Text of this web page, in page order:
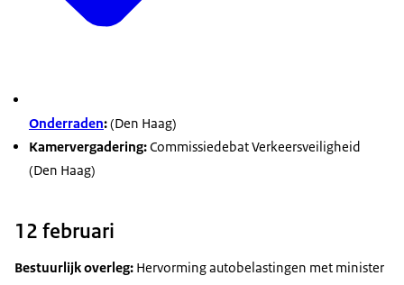
Onderraden:(Den Haag)
Kamervergadering:Commissiedebat Verkeersveiligheid
(Den Haag)
12 februari
Bestuurlijk overleg: Hervorming autobelastingen met minister